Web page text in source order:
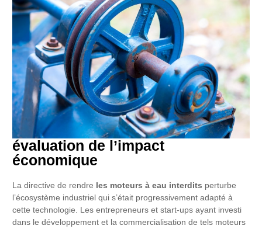
évaluation de l’impact
économique
La directive de rendre les moteurs à eau interdits perturbe
l’écosystème industriel qui s’était progressivement adapté à
cette technologie. Les entrepreneurs et start-ups ayant investi
dans le développement et la commercialisation de tels moteurs